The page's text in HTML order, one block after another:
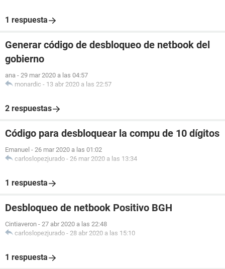
1 respuesta
Generar código de desbloqueo de netbook del
gobierno
ana - 29 mar 2020 a las 04:57
monardic - 13 abr 2020 a las 22:57
2 respuestas
Código para desbloquear la compu de 10 dígitos
Emanuel - 26 mar 2020 a las 01:02
carloslopezjurado - 26 mar 2020 a las 13:34
1 respuesta
Desbloqueo de netbook Positivo BGH
Cintiaveron - 27 abr 2020 a las 22:48
carloslopezjurado - 28 abr 2020 a las 15:10
1 respuesta